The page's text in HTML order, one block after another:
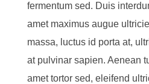
fermentum sed. Duis
amet maximus augue
massa, luctus id porta at,
at pulvinar sapien. Aenean
amet tortor sed, eleifend